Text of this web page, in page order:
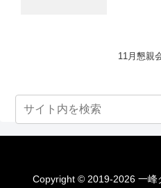
11月懇親
Copyright © 2019-2026 一峰